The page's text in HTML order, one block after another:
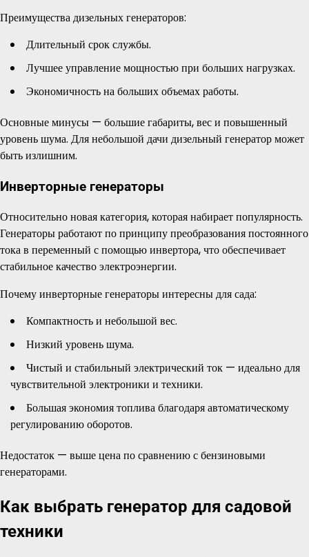
Преимущества дизельных генераторов:
Длительный срок службы.
Лучшее управление мощностью при больших нагрузках.
Экономичность на больших объемах работы.
Основные минусы — большие габариты, вес и повышенный
уровень шума. Для небольшой дачи дизельный генератор может
быть излишним.
Инверторные генераторы
Относительно новая категория, которая набирает популярность.
Генераторы работают по принципу преобразования постоянного
тока в переменный с помощью инвертора, что обеспечивает
стабильное качество электроэнергии.
Почему инверторные генераторы интересны для сада:
Компактность и небольшой вес.
Низкий уровень шума.
Чистый и стабильный электрический ток — идеально для
чувствительной электроники и техники.
Большая экономия топлива благодаря автоматическому
регулированию оборотов.
Недостаток — выше цена по сравнению с бензиновыми
генераторами.
Как выбрать генератор для садовой
техники